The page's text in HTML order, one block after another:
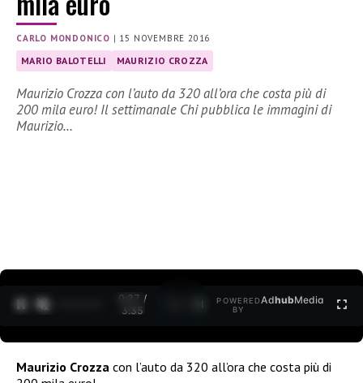
CARLO MONDONICO | 15 NOVEMBRE 2016
MARIO BALOTELLI MAURIZIO CROZZA
Maurizio Crozza con l’auto da 320 all’ora che costa più di
200 mila euro! Il settimanale Chi pubblica le immagini di
Maurizio…
0:27 /
3:35
POWERED
BY
AdhubMedia
Maurizio Crozza con l’auto da 320 all’ora che costa più di